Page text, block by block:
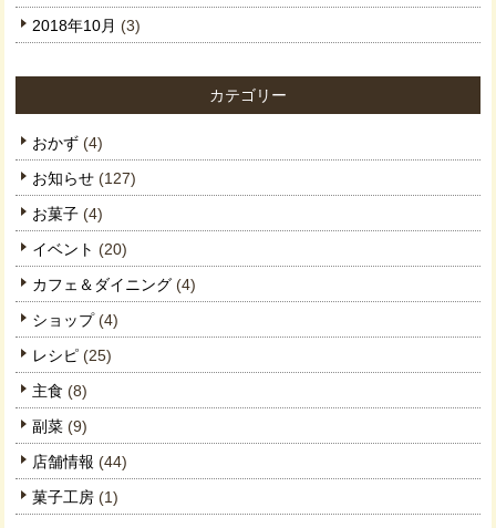
2018年10月 (3)
カテゴリー
おかず (4)
お知らせ (127)
お菓子 (4)
イベント (20)
カフェ＆ダイニング (4)
ショップ(4)
レシピ (25)
主食 (8)
副菜 (9)
店舗情報 (44)
菓子工房 (1)